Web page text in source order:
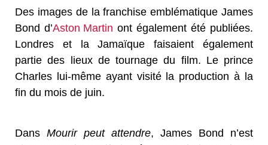
Des images de la franchise emblématique James
Bond d’Aston Martin ont également été publiées.
Londres et la Jamaïque faisaient également
partie des lieux de tournage du film. Le prince
Charles lui-même ayant visité la production à la
fin du mois de juin.
Dans Mourir peut attendre, James Bond n’est